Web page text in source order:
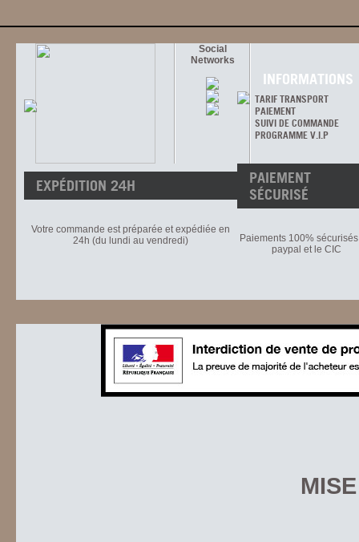
Social
Networks
INFORMATIONS
TARIF TRANSPORT
PAIEMENT
SUIVI DE COMMANDE
PROGRAMME V.I.P
EXPÉDITION 24H
Votre commande est préparée et expédiée en
24h (du lundi au vendredi)
PAIEMENT
SÉCURISÉ
Paiements 100%
paypal et le CIC